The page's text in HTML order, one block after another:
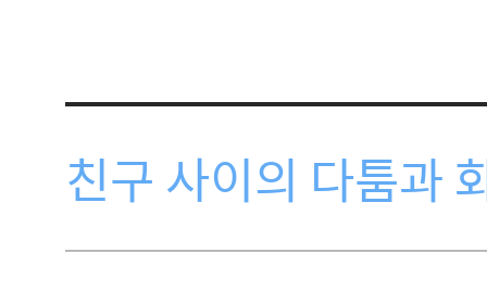
친구 사이의 다툼과